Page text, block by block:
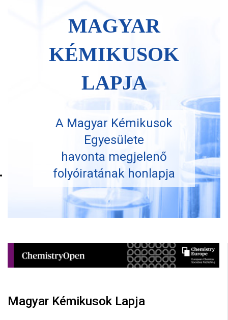
MAGYAR
KÉMIKUSOK
LAPJA
A Magyar Kémikusok
Egyesülete
havonta megjelenő
folyóiratának honlapja
Magyar Kémikusok Lapja